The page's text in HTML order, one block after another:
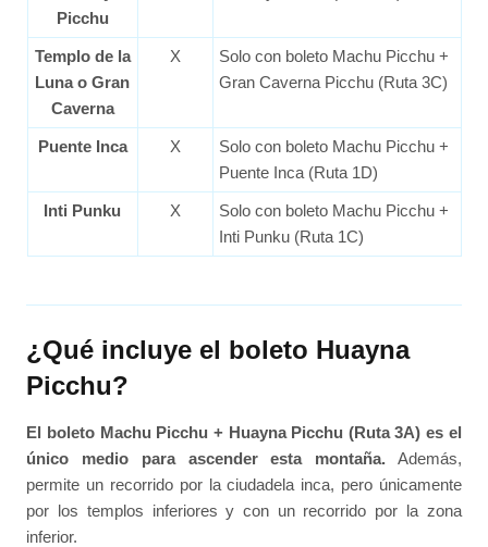
Picchu
Templo de la
Luna o Gran
Caverna
X
Solo con boleto Machu Picchu +
Gran Caverna Picchu (Ruta 3C)
Puente Inca X
Solo con boleto Machu Picchu +
Puente Inca (Ruta 1D)
Inti Punku X
Solo con boleto Machu Picchu +
Inti Punku (Ruta 1C)
¿Qué incluye el boleto Huayna
Picchu?
El boleto Machu Picchu + Huayna Picchu (Ruta 3A) es el
único medio para ascender esta montaña. Además,
permite un recorrido por la ciudadela inca, pero únicamente
por los templos inferiores y con un recorrido por la zona
inferior.